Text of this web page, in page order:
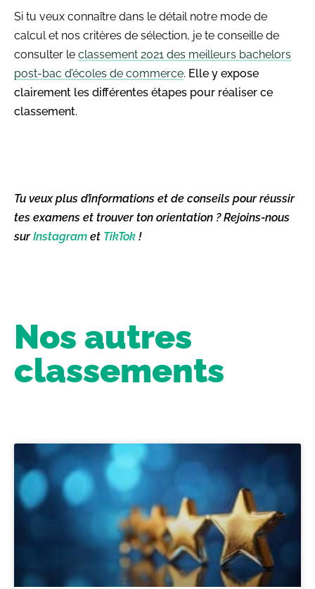
Si tu veux connaître dans le détail notre mode de
calcul et nos critères de sélection, je te conseille de
consulter le classement 2021 des meilleurs bachelors
post-bac d’écoles de commerce. Elle y expose
clairement les différentes étapes pour réaliser ce
classement.
Tu veux plus d’informations et de conseils pour réussir
tes examens et trouver ton orientation ? Rejoins-nous
surInstagram et TikTok !
Nos autres
classements